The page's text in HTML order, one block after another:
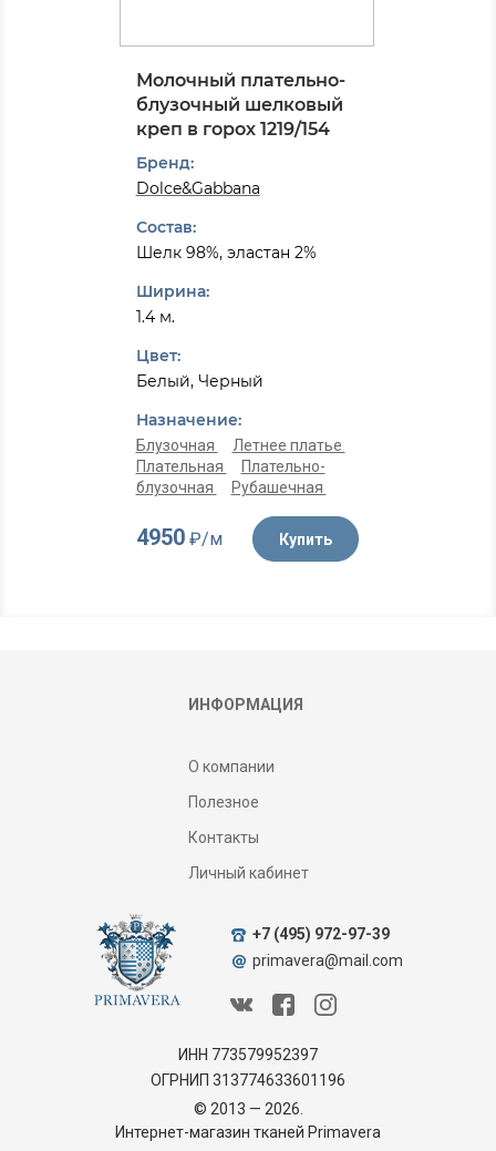
Молочный плательно-
блузочный шелковый
креп в горох 1219/154
Бренд:
Dolce&Gabbana
Состав:
Шелк 98%, эластан 2%
Ширина:
1.4 м.
Цвет:
Белый, Черный
Назначение:
Блузочная
Летнее платье
Плательная
Плательно-
блузочная
Рубашечная
4950₽/м Купить
ИНФОРМАЦИЯ
О компании
Полезное
Контакты
Личный кабинет
ИНН 773579952397
ОГРНИП 313774633601196
© 2013 — 2026.
Интернет-магазин тканей Primavera
+7 (495) 972-97-39
primavera@mail.com